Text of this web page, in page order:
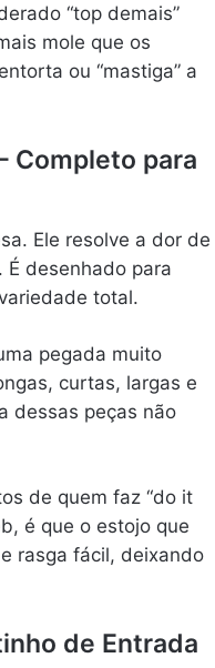
“top demais”
mole que os
ou “mastiga” a
Completo para
Ele resolve a dor de
desenhado para
total.
pegada muito
curtas, largas e
dessas peças não
de quem faz “do it
é que o estojo que
rasga fácil, deixando
de Entrada